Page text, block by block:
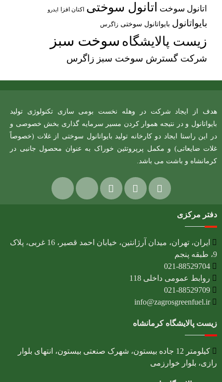
اتانول سوخت اتانول سوختی اکتان افزا ایدرو
بایواتانول بایواتانول سوختی زاگرس
زیست پالایشگاه سوخت سبز
شرکت گسترش سوخت سبز زاگرس
هدف از ایجاد شرکت در وهله نخست بومی سازی تکنولوژی تولید
بایواتانول و در نتیجه هموار کردن مسیر سرمایه گذاری بخش خصوصی و
در این راستا ایجاد دو کارخانه تولید بایواتانول سوختی از غلات (خصوصاً
غلات ضایعاتی) و مکمل پرپروتئین خوراک به عنوان محصول جانبی در
کرمانشاه و باشت می باشد.
دفتر مرکزی
ایران، تهران، میدان آرژانتین، خیابان احمد قصیر، 16 غربی، پلاک
9، طبقه پنجم
021-88529704
روابط عمومی داخلی 118
021-88529709
info@zagrosgreenfuel.ir​
زیست پالایشگاه کرمانشاه
کیلومتر 12 جاده بیستون، شهرک صنعتی بیستون، انتهای بلوار
رازی، بلوار خوارزمی